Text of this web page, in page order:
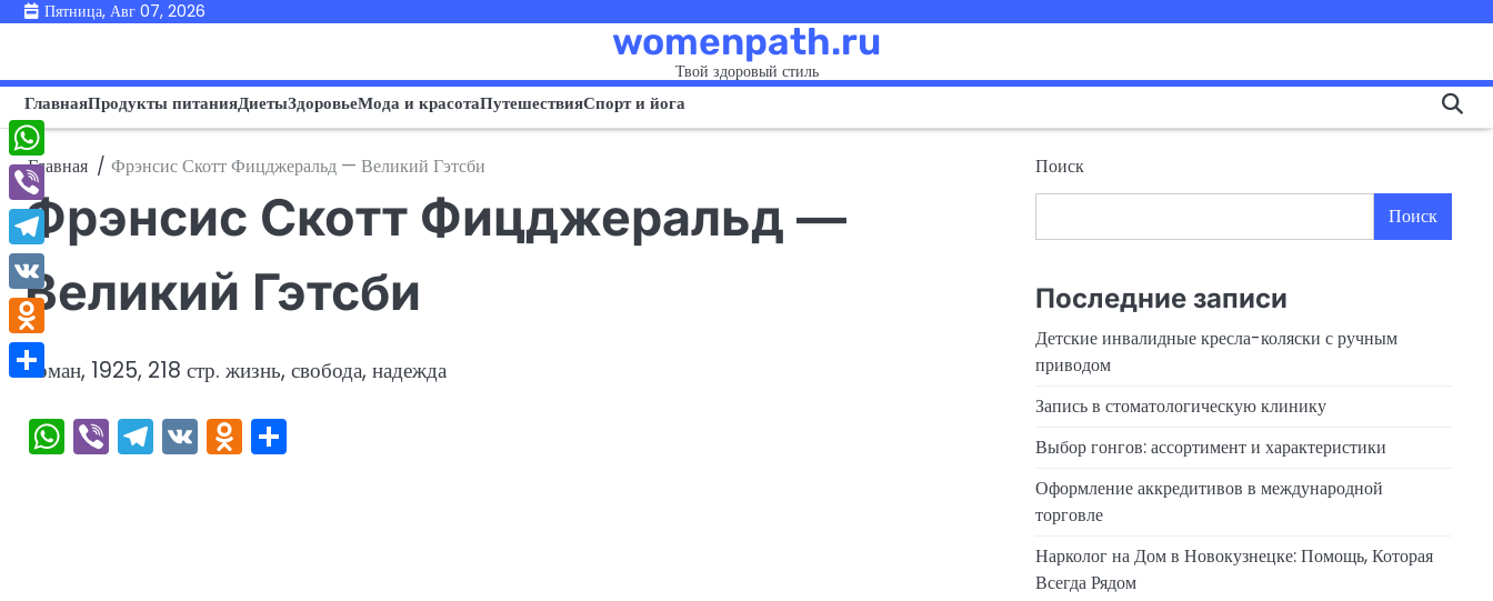
ПерейтиПятница, Авг 07, 2026
womenpath.ru
Твой здоровый стиль
ГлавнаяПродукты питанияДиетыЗдоровьеМода и красотаПутешествияСпорт и йога
Главная Фрэнсис Скотт Фицджеральд — Великий Гэтсби
Фрэнсис Скотт Фицджеральд —
Великий Гэтсби
Роман, 1925, 218 стр. жизнь, свобода, надежда
WhatsApp
ViberTelegram
VKOdnoklassniki
Поиск
Поиск
Последние записи
Детские инвалидные кресла-коляски с ручным
приводом
Запись в стоматологическую клинику
Выбор гонгов: ассортимент и характеристики
Оформление аккредитивов в международной
торговле
Нарколог на Дом в Новокузнецке: Помощь, Которая
Всегда Рядом
WhatsApp
Viber
Telegram
VK
Odnoklassniki